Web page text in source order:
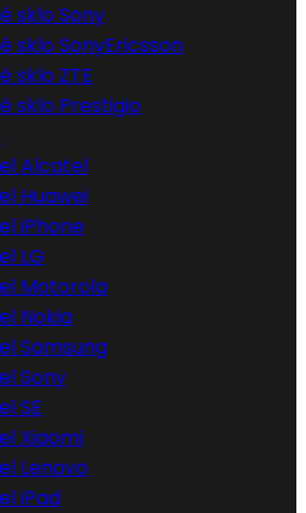
sklo Sony
sklo SonyEricsson
sklo ZTE
sklo Prestigio
Alcatel
Huawei
iPhone
LG
Motorola
Nokia
Samsung
Sony
SE
Xiaomi
Lenovo
iPad